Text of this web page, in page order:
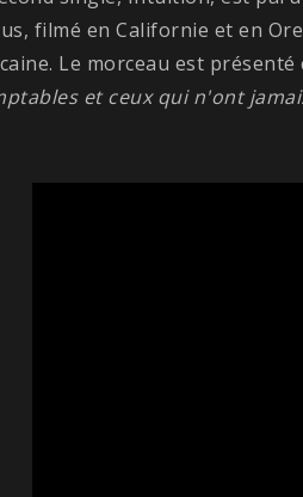
filmé en Californie et en
Le morceau est présenté
et ceux qui n'ont